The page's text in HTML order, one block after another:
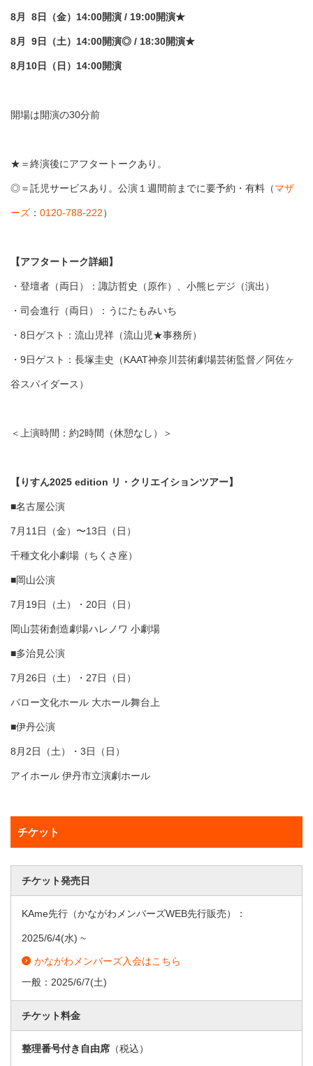
8月 8日（金）14:00開演 / 19:00開演★
8月 9日（土）14:00開演◎ / 18:30開演★
8月10日（日）14:00開演
開場は開演の30分前
★＝終演後にアフタートークあり。
◎＝託児サービスあり。公演１週間前までに要予約・有料（マザ
ーズ ： 0120-788-222）
【アフタートーク詳細】
・登壇者（両日）：諏訪哲史（原作）、小熊ヒデジ（演出）​
・司会進行（両日）：うにたもみいち​
・8日ゲスト：流山児祥（流山児★事務所）
・9日ゲスト：長塚圭史（KAAT神奈川芸術劇場芸術監督／阿佐ヶ
谷スパイダース）
＜上演時間：約2時間（休憩なし）＞
【りすん2025 edition リ・クリエイションツアー】
■名古屋公演
7月11日（金）〜13日（日）
千種文化小劇場（ちくさ座）
■岡山公演
7月19日（土）・20日（日）
岡山芸術創造劇場ハレノワ 小劇場
■多治見公演
7月26日（土）・27日（日）
バロー文化ホール 大ホール舞台上
■伊丹公演
8月2日（土）・3日（日）
アイホール 伊丹市立演劇ホール
チケット
チケット発売日
KAme先行（かながわメンバーズWEB先行販売）：
2025/6/4(水) ~
かながわメンバーズ入会はこちら
一般： 2025/6/7(土)
チケット料金
整理番号付き自由席 （税込）